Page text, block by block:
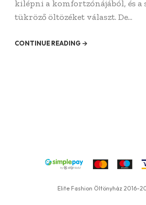
kilépni a komfortzónájából, és a
tükröző öltözéket választ. De...
CONTINUE READING →
Elite Fashion Öltönyház 2016-